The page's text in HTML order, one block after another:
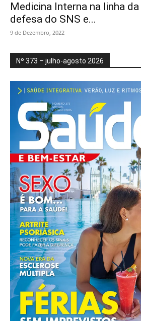
Medicina Interna na linha
defesa do SNS e...
9 de Dezembro, 2022
Nº 373 – julho-agosto 2026